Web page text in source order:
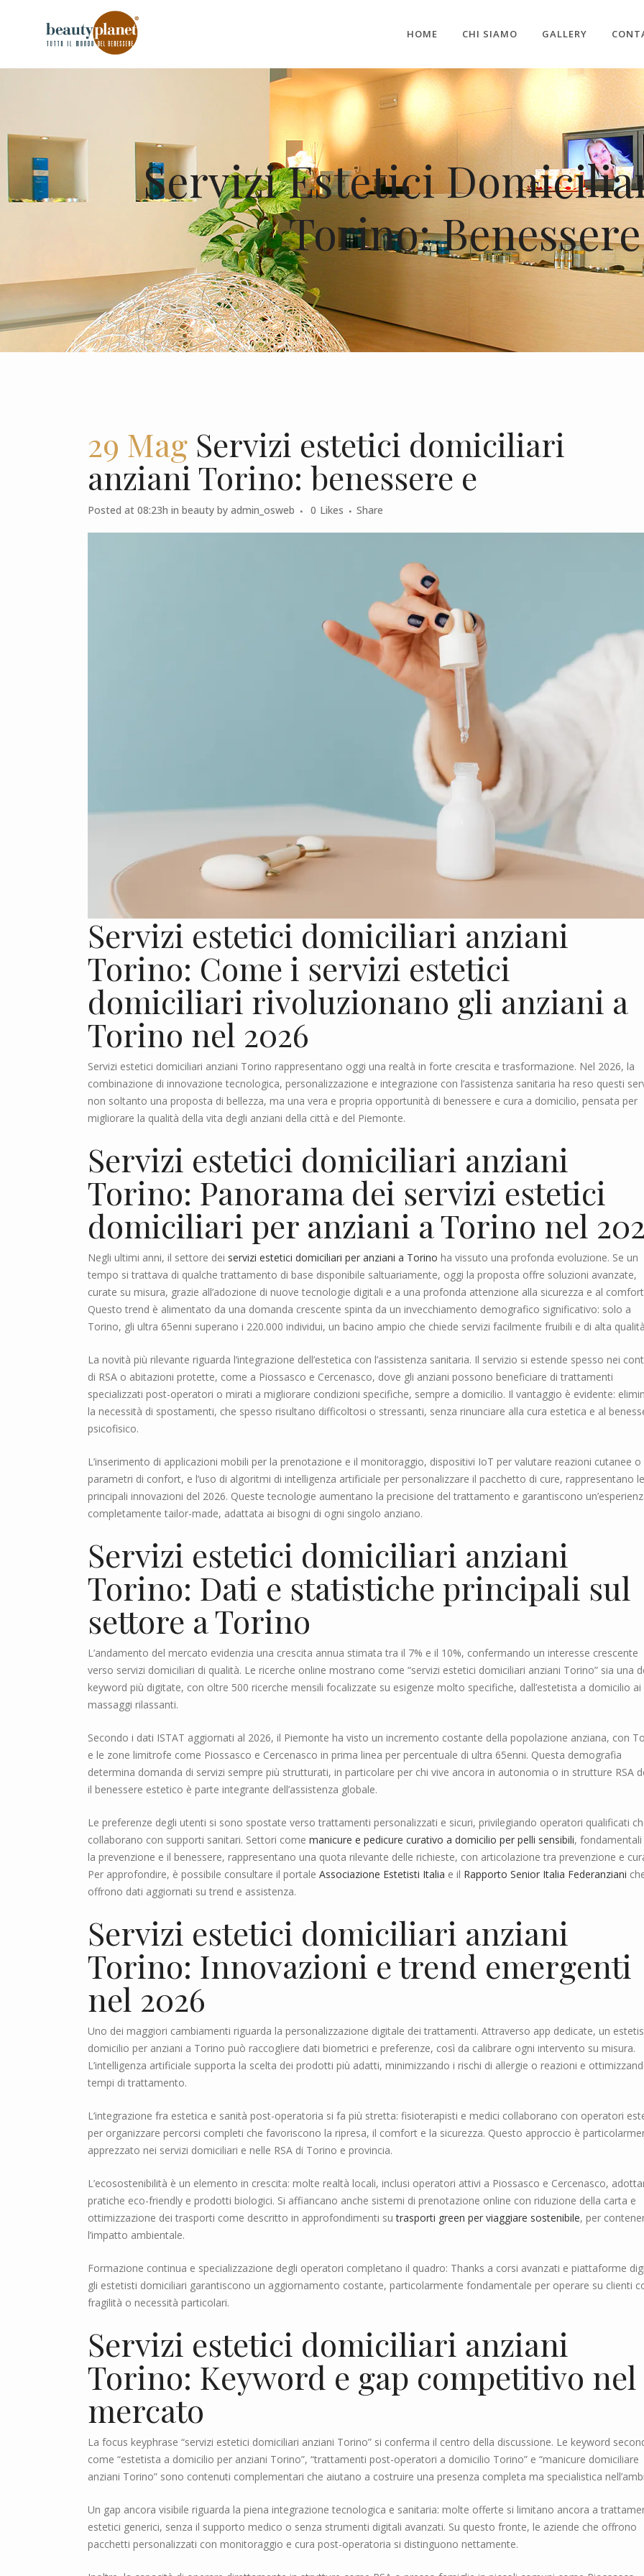
HOME CHI SIAMO GALLERY
Servizi Estetici
Torino:
29 Mag Servizi estetici domiciliari
anziani Torino: benessere e
Posted at 08:23h in beauty by admin_osweb 0 Likes Share
Servizi estetici domiciliari anziani
Torino: Come i servizi estetici
domiciliari rivoluzionano gli anziani a
Torino nel 2026
Servizi estetici domiciliari anziani Torino rappresentano oggi una realtà in forte crescita e trasformazione. Nel 2026, la
combinazione di innovazione tecnologica, personalizzazione e integrazione con l’assistenza sanitaria ha reso questi
non soltanto una proposta di bellezza, ma una vera e propria opportunità di benessere e cura a domicilio, pensata per
migliorare la qualità della vita degli anziani della città e del Piemonte.
Servizi estetici domiciliari anziani
Torino: Panorama dei servizi estetici
domiciliari per anziani a Torino nel
Negli ultimi anni, il settore dei servizi estetici domiciliari per anziani a Torino ha vissuto una profonda evoluzione. Se un
tempo si trattava di qualche trattamento di base disponibile saltuariamente, oggi la proposta offre soluzioni avanzate,
curate su misura, grazie all’adozione di nuove tecnologie digitali e a una profonda attenzione alla sicurezza e al
Questo trend è alimentato da una domanda crescente spinta da un invecchiamento demografico significativo: solo a
Torino, gli ultra 65enni superano i 220.000 individui, un bacino ampio che chiede servizi facilmente fruibili e di alta
La novità più rilevante riguarda l’integrazione dell’estetica con l’assistenza sanitaria. Il servizio si estende spesso nei
di RSA o abitazioni protette, come a Piossasco e Cercenasco, dove gli anziani possono beneficiare di trattamenti
specializzati post-operatori o mirati a migliorare condizioni specifiche, sempre a domicilio. Il vantaggio è evidente:
la necessità di spostamenti, che spesso risultano difficoltosi o stressanti, senza rinunciare alla cura estetica e al
psicofisico.
L’inserimento di applicazioni mobili per la prenotazione e il monitoraggio, dispositivi IoT per valutare reazioni cutanee o
parametri di confort, e l’uso di algoritmi di intelligenza artificiale per personalizzare il pacchetto di cure, rappresentano le
principali innovazioni del 2026. Queste tecnologie aumentano la precisione del trattamento e garantiscono
completamente tailor-made, adattata ai bisogni di ogni singolo anziano.
Servizi estetici domiciliari anziani
Torino: Dati e statistiche principali sul
settore a Torino
L’andamento del mercato evidenzia una crescita annua stimata tra il 7% e il 10%, confermando un interesse crescente
verso servizi domiciliari di qualità. Le ricerche online mostrano come “servizi estetici domiciliari anziani Torino” sia una
keyword più digitate, con oltre 500 ricerche mensili focalizzate su esigenze molto specifiche, dall’estetista a domicilio ai
massaggi rilassanti.
Secondo i dati ISTAT aggiornati al 2026, il Piemonte ha visto un incremento costante della popolazione anziana, con
e le zone limitrofe come Piossasco e Cercenasco in prima linea per percentuale di ultra 65enni. Questa demografia
determina domanda di servizi sempre più strutturati, in particolare per chi vive ancora in autonomia o in strutture RSA
il benessere estetico è parte integrante dell’assistenza globale.
Le preferenze degli utenti si sono spostate verso trattamenti personalizzati e sicuri, privilegiando operatori qualificati
collaborano con supporti sanitari. Settori come manicure e pedicure curativo a domicilio per pelli sensibili,
la prevenzione e il benessere, rappresentano una quota rilevante delle richieste, con articolazione tra prevenzione e
Per approfondire, è possibile consultare il portale Associazione Estetisti Italia e il Rapporto Senior Italia Federanziani
offrono dati aggiornati su trend e assistenza.
Servizi estetici domiciliari anziani
Torino: Innovazioni e trend emergenti
nel 2026
Uno dei maggiori cambiamenti riguarda la personalizzazione digitale dei trattamenti. Attraverso app dedicate, un
domicilio per anziani a Torino può raccogliere dati biometrici e preferenze, così da calibrare ogni intervento su misura.
L’intelligenza artificiale supporta la scelta dei prodotti più adatti, minimizzando i rischi di allergie o reazioni e
tempi di trattamento.
L’integrazione fra estetica e sanità post-operatoria si fa più stretta: fisioterapisti e medici collaborano con operatori
per organizzare percorsi completi che favoriscono la ripresa, il comfort e la sicurezza. Questo approccio è
apprezzato nei servizi domiciliari e nelle RSA di Torino e provincia.
L’ecosostenibilità è un elemento in crescita: molte realtà locali, inclusi operatori attivi a Piossasco e Cercenasco,
pratiche eco-friendly e prodotti biologici. Si affiancano anche sistemi di prenotazione online con riduzione della carta e
ottimizzazione dei trasporti come descritto in approfondimenti sutrasporti green per viaggiare sostenibile, per
l’impatto ambientale.
Formazione continua e specializzazione degli operatori completano il quadro: Thanks a corsi avanzati e piattaforme
gli estetisti domiciliari garantiscono un aggiornamento costante, particolarmente fondamentale per operare su clienti
fragilità o necessità particolari.
Servizi estetici domiciliari anziani
Torino: Keyword e gap competitivo nel
mercato
La focus keyphrase “servizi estetici domiciliari anziani Torino” si conferma il centro della discussione. Le keyword
come “estetista a domicilio per anziani Torino”, “trattamenti post-operatori a domicilio Torino” e “manicure domiciliare
anziani Torino” sono contenuti complementari che aiutano a costruire una presenza completa ma specialistica
Un gap ancora visibile riguarda la piena integrazione tecnologica e sanitaria: molte offerte si limitano ancora a
estetici generici, senza il supporto medico o senza strumenti digitali avanzati. Su questo fronte, le aziende che offrono
pacchetti personalizzati con monitoraggio e cura post-operatoria si distinguono nettamente.